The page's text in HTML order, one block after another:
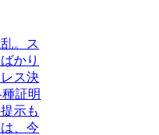
。ス
かり
ス決
証明
示も
、今